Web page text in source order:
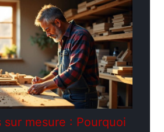
sur mesure : Pourquoi